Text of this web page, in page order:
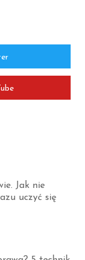
Jak nie
uczyć się